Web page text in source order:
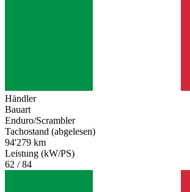
Händler
Bauart
Enduro/Scrambler
Tachostand (abgelesen)
94'279 km
Leistung (kW/PS)
62 / 84